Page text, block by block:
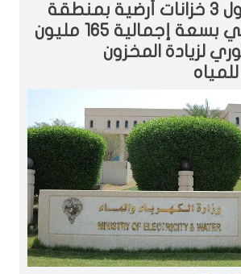
الكهرباء : دخول 3 خزانات أرضية بمنطقة
المطلاع العالي بسعة إجمالية 165 مليون
لزيادة المخزون